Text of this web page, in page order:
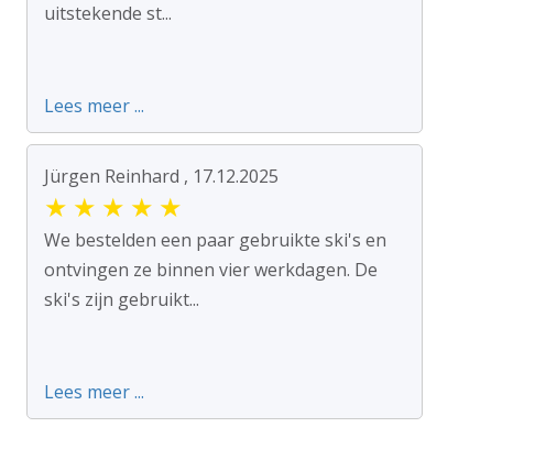
uitstekende st...
Lees meer ...
Jürgen Reinhard , 17.12.2025
★ ★ ★ ★ ★
We bestelden een paar gebruikte ski's en
ontvingen ze binnen vier werkdagen. De
ski's zijn gebruikt...
Lees meer ...